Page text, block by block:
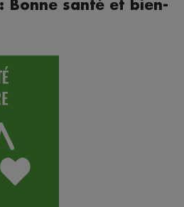
Bonne santé et bien-